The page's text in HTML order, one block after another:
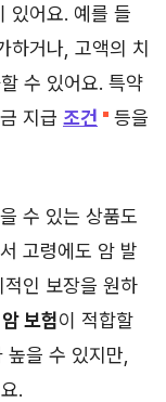
있어요. 예를 들
하거나, 고액의 치
수 있어요. 특약
지급 조건
등을
수 있는 상품도
고령에도 암 발
인 보장을 원하
보험이 적합할
을 수 있지만,
.